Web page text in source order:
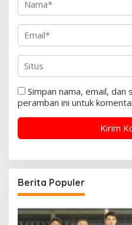
Simpan nama, email,
peramban ini untuk
Berita Populer